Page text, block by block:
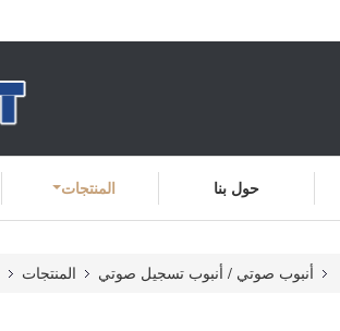
المنتجات حول بنا
المنتجات أنبوب صوتي / أنبوب تسجيل صوتي